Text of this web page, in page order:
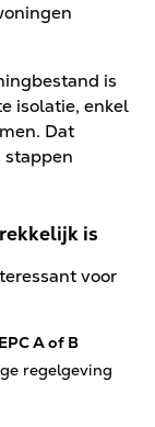
is
isolatie, enkel
Dat
stappen
is
voor
EPC A of B
regelgeving